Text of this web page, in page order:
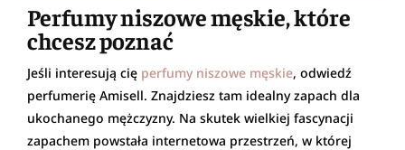
Perfumy niszowe męskie, które
chcesz poznać
Jeśli interesują cię perfumy niszowe męskie, odwiedź
perfumerię Amisell. Znajdziesz tam idealny zapach dla
ukochanego mężczyzny. Na skutek wielkiej fascynacji
zapachem powstała internetowa przestrzeń, w której